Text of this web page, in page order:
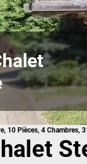
10 Pièces, 4 Chambres,